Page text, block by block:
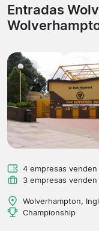
Entradas
4 empresas venden
3 empresas
Wolverhampton,
Championship